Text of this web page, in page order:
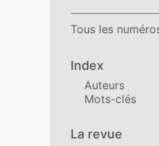
Tous les
Index
Auteurs
Mots-clés
La revue